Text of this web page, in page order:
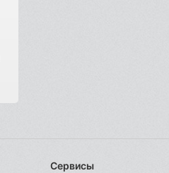
Сервисы